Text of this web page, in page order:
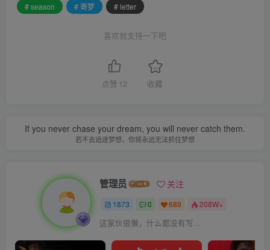
# season
# 寄梦 # letter
喜欢就支持一下吧
点赞 12 收藏
If you never chase your dream, you will never catch them.
若不去追逐梦想，你将永远无法抓住梦想
管理员 关注
1873 0 689 208W+
这家伙很懒，什么都没有写...